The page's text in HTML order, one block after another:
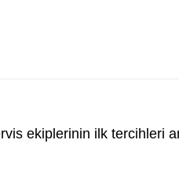
ekiplerinin ilk tercihleri